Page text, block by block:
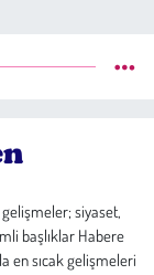
siyaset,
başlıklar Habere
en sıcak gelişmeleri